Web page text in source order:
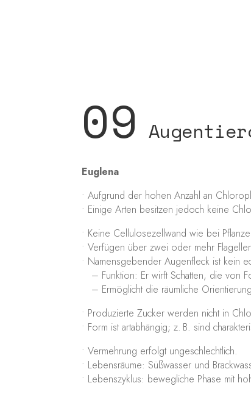
09
Euglena
• Aufgrund der hohen Anzahl an
• Einige Arten besitzen jedoch keine
• Keine Cellulosezellwand wie bei
• Verfügen über zwei oder mehr
• Namensgebender Augenfleck ist kein
– Funktion: Er wirft Schatten, die von
– Ermöglicht die räumliche
• Produzierte Zucker werden nicht in
• Form ist artabhängig; z. B. sind
• Vermehrung erfolgt ungeschlechtlich.
• Lebensräume: Süßwasser und
• Lebenszyklus: bewegliche Phase mit